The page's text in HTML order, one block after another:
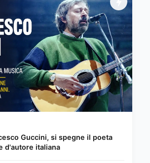
Guccini, si spegne il poeta
d'autore italiana